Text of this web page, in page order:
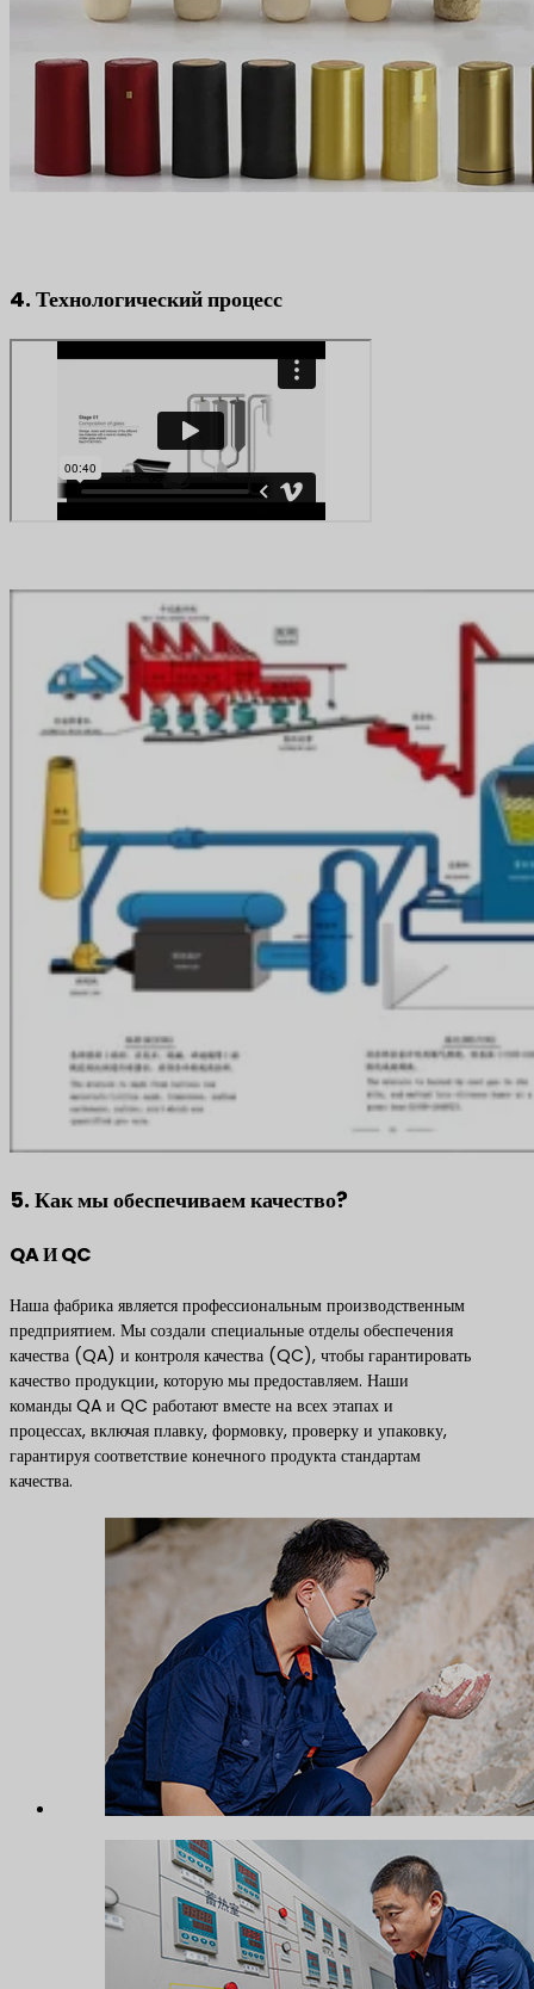
4. Технологический процесс
5. Как мы обеспечиваем качество?
QA И QC
Наша фабрика является профессиональным производственным
предприятием. Мы создали специальные отделы обеспечения
качества (QA) и контроля качества (QC), чтобы гарантировать
качество продукции, которую мы предоставляем. Наши
команды QA и QC работают вместе на всех этапах и
процессах, включая плавку, формовку, проверку и упаковку,
гарантируя соответствие конечного продукта стандартам
качества.